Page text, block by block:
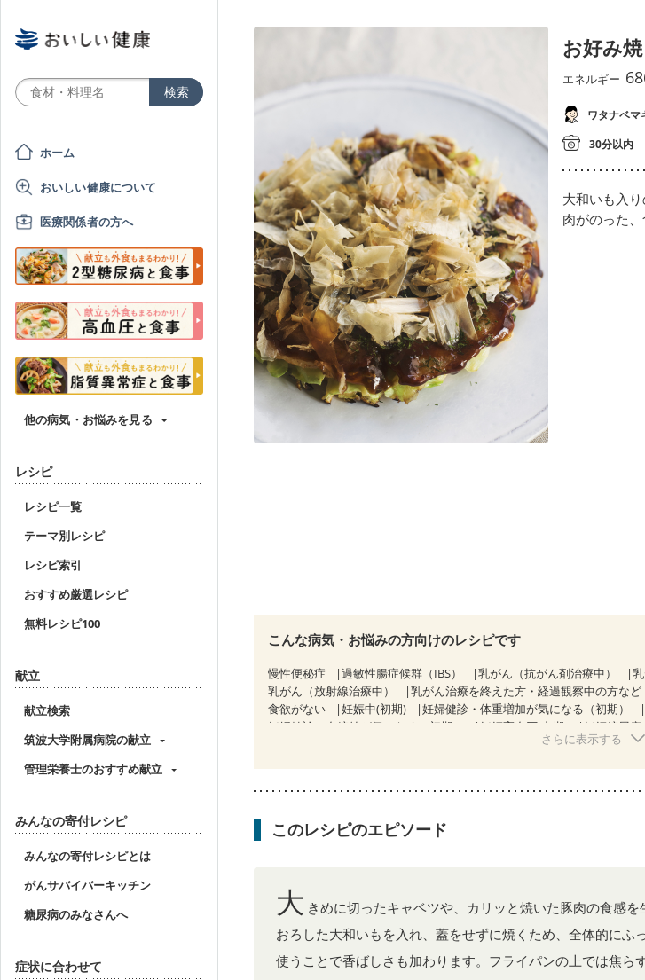
ホーム
おいしい健康について
医療関係者の方へ
他の病気・お悩みを見る
レシピ
レシピ一覧
テーマ別レシピ
レシピ索引
おすすめ厳選レシピ
無料レシピ100
献立
献立検索
筑波大学附属病院の献立
管理栄養士のおすすめ献立
みんなの寄付レシピ
みんなの寄付レシピとは
がんサバイバーキッチン
糖尿病のみなさんへ
症状に合わせて
お好み焼
エネルギー
ワタナベマ
30分以内
大和いも入
肉がのった、
こんな病気・お悩みの方向けのレシピです
慢性便秘症 過敏性腸症候群（IBS） 乳がん（抗がん剤治療中）
乳がん（放射線治療中）
乳がん治療を終えた方・経過観察中の方など
食欲がない
妊娠中(初期) 妊婦健診・体重増加が気になる（初期）
妊婦健診・血糖値が気になる（初期）
妊娠高血圧(中期) 妊娠糖尿病
関節リウマチ 乾癬 フレ
さらに表示する
このレシピのエピソード
大 きめに切ったキャベツや、カリッと焼いた豚肉の食感
おろした大和いもを入れ、蓋をせずに焼くため、全体的にふ
使うことで香ばしさも加わります。フライパンの上では焦ら